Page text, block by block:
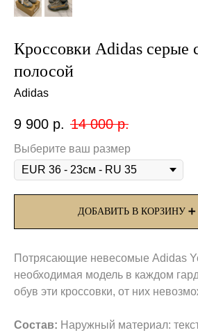
Кроссовки Adidas серые
полосой
Adidas
9 900 р. 14 000 р.
Выберите ваш размер
ДОБАВИТЬ В КОРЗИНУ ➕
Потрясающие невесомые Adidas
необходимая модель в каждом
обув эти кроссовки, от них
Состав: Наружный материал: